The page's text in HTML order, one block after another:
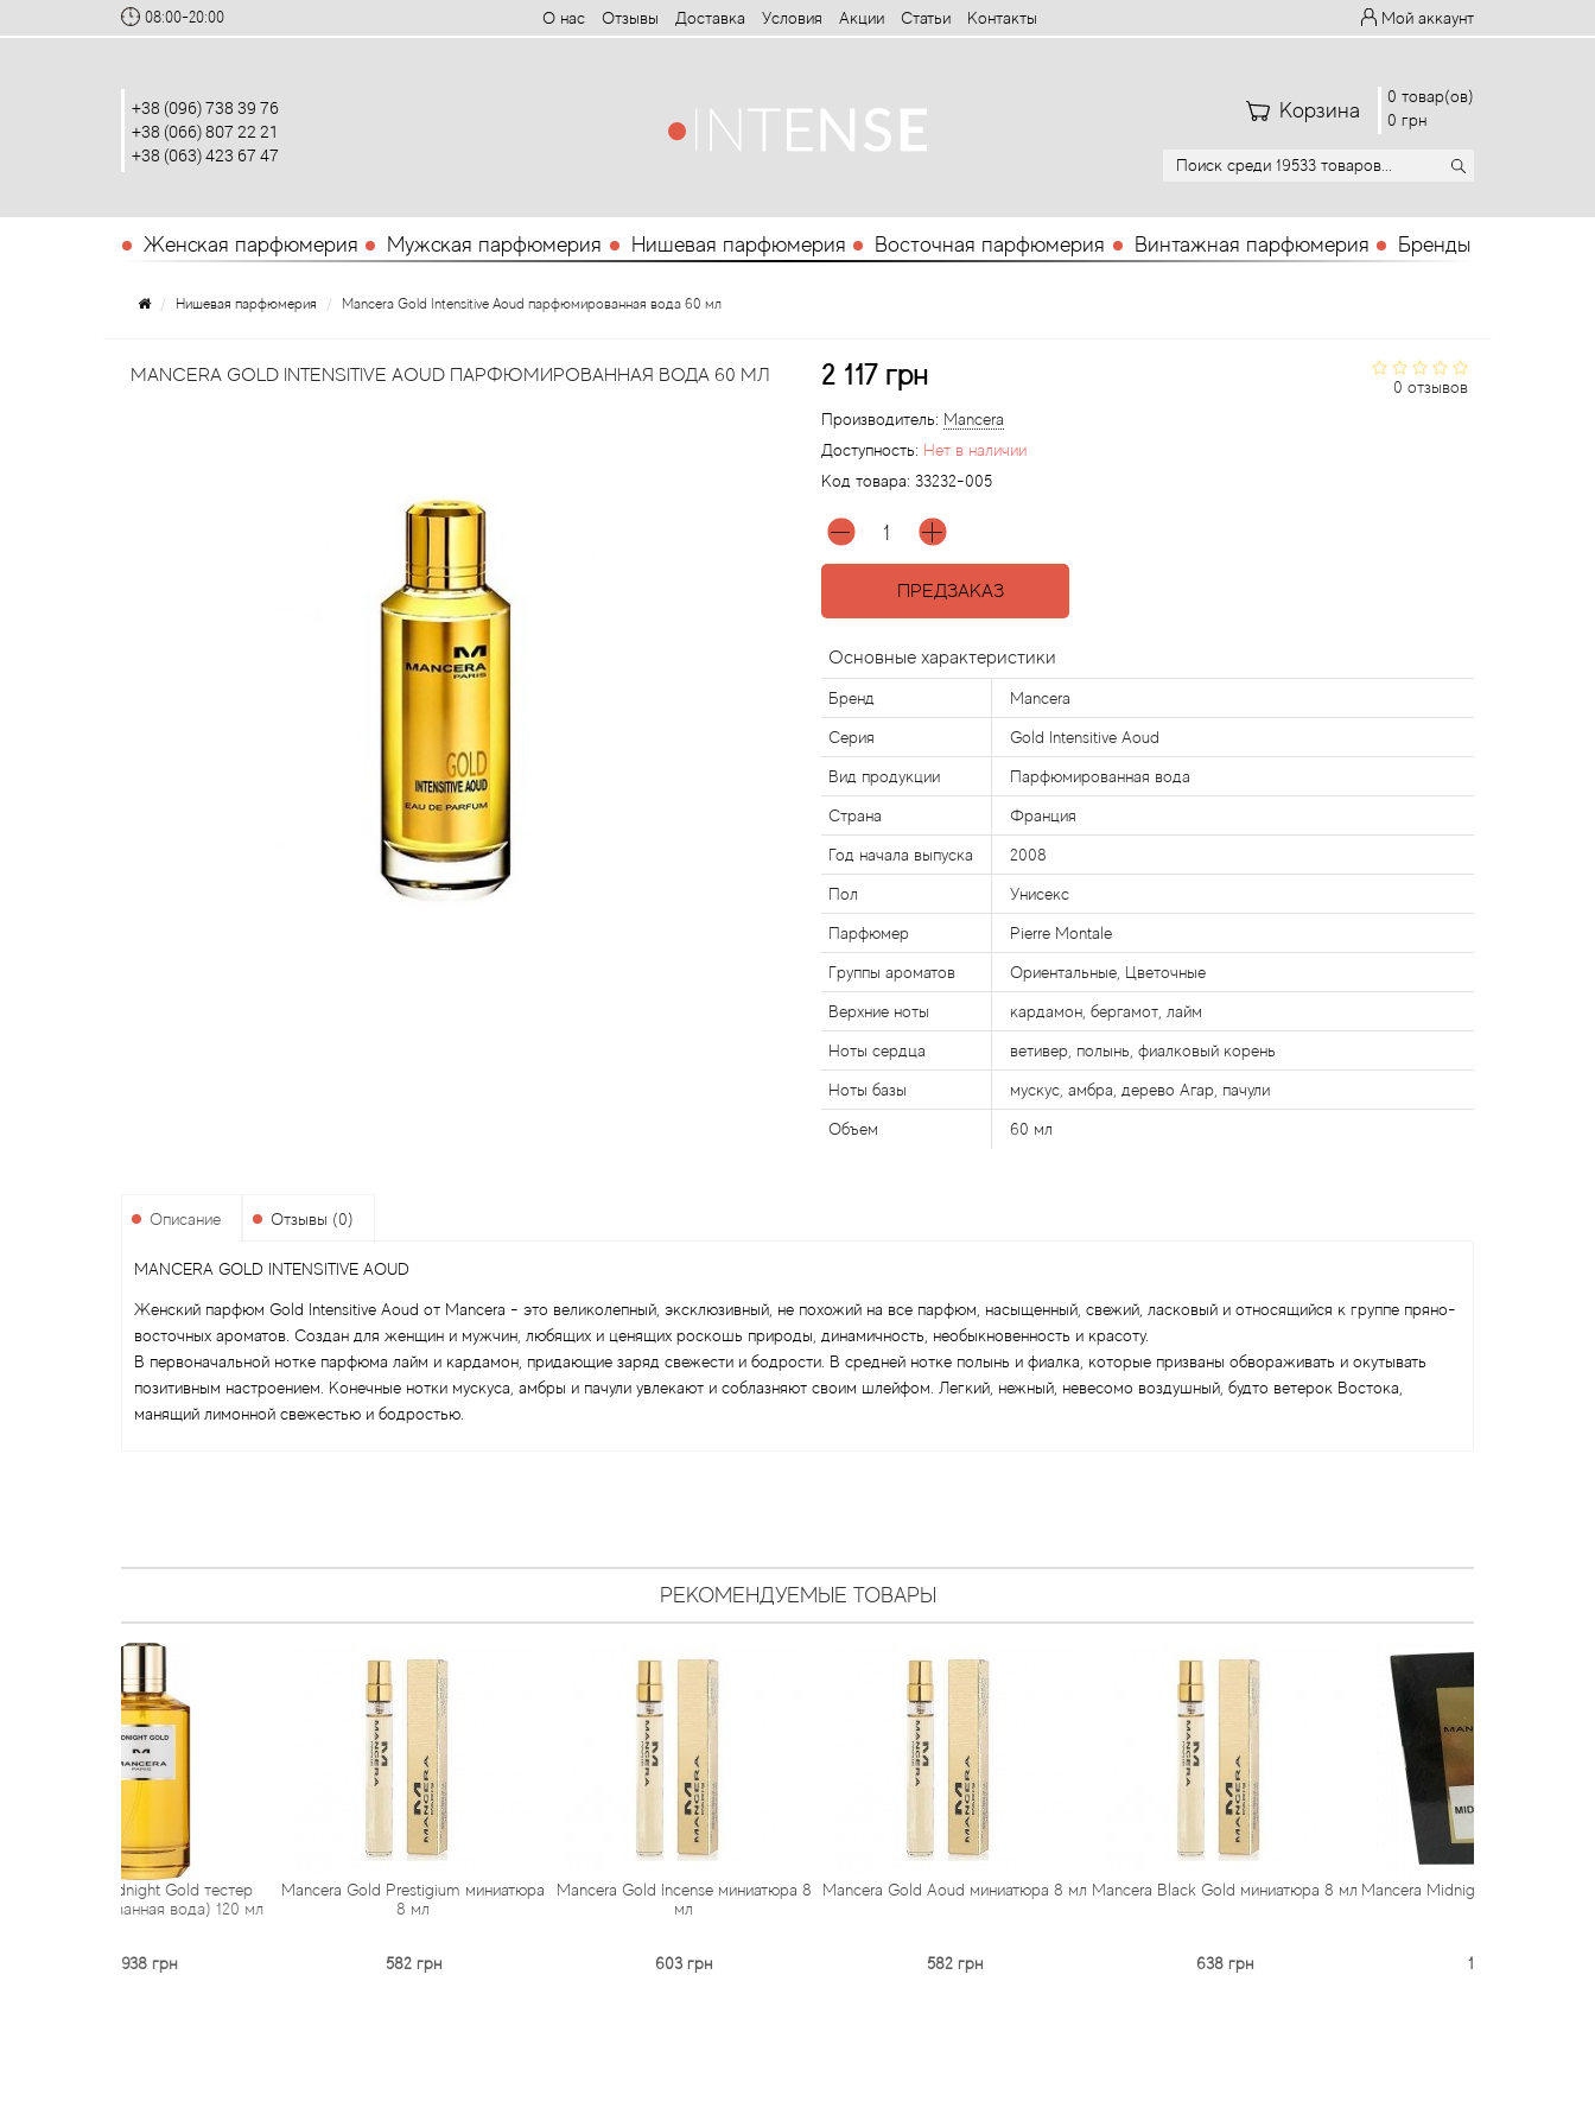
08:00-20:00 О нас Отзывы Доставка Условия Aкции Статьи Контакты Мой аккаунт
+38 (096) 738 39 76
+38 (066) 807 22 21
+38 (063) 423 67 47
Корзина
0 товар(ов)
0 грн
Женская парфюмерия Мужская парфюмерия Нишевая парфюмерия Восточная парфюмерия Винтажная парфюмерия Бренды
Нишевая парфюмерия Mancera Gold Intensitive Aoud парфюмированная вода 60 мл
MANCERA GOLD INTENSITIVE AOUD ПАРФЮМИРОВАННАЯ ВОДА 60 МЛ
0 отзывов
2 117 грн
Производитель: Mancera
Доступность: Нет в наличии
Код товара: 33232-005
ПРЕДЗАКАЗ
Основные характеристики
Бренд Mancera
Серия Gold Intensitive Aoud
Вид продукции Парфюмированная вода
Страна Франция
Год начала выпуска 2008
Пол Унисекс
Парфюмер Pierre Montale
Группы ароматов Ориентальные, Цветочные
Верхние ноты кардамон, бергамот, лайм
Ноты сердца ветивер, полынь, фиалковый корень
Ноты базы мускус, амбра, дерево Агар, пачули
Объем 60 мл
Описание Отзывы (0)
MANCERA GOLD INTENSITIVE AOUD
Женский парфюм Gold Intensitive Aoud от Mancera - это великолепный, эксклюзивный, не похожий на все парфюм, насыщенный, свежий, ласковый и относящийся к группе пряно-
восточных ароматов. Создан для женщин и мужчин, любящих и ценящих роскошь природы, динамичность, необыкновенность и красоту.
В первоначальной нотке парфюма лайм и кардамон, придающие заряд свежести и бодрости. В средней нотке полынь и фиалка, которые призваны обвораживать и окутывать
позитивным настроением. Конечные нотки мускуса, амбры и пачули увлекают и соблазняют своим шлейфом. Легкий, нежный, невесомо воздушный, будто ветерок Востока,
манящий лимонной свежестью и бодростью.
РЕКОМЕНДУЕМЫЕ ТОВАРЫ
Gold тестер
вода) 120 мл
Mancera Gold Prestigium миниатюра
Mancera Gold Incense миниатюра 8 Mancera Gold Aoud миниатюра 8 мл Mancera Black Gold миниатюра 8 млMancera Midnight Gold пробник 2 мл